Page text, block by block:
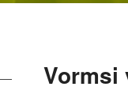
Vormsi